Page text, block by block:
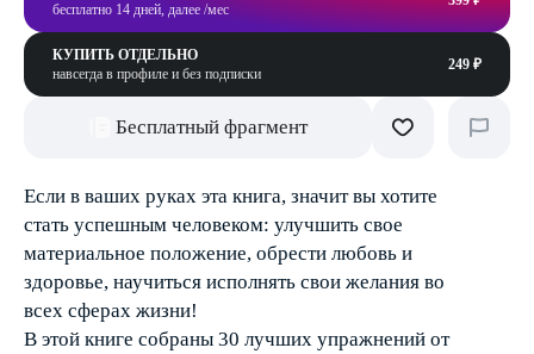
бесплатно 14 дней, далее /мес
КУПИТЬ ОТДЕЛЬНО
навсегда в профиле и без подписки
249 ₽
Бесплатный фрагмент
Если в ваших руках эта книга, значит вы хотите
стать успешным человеком: улучшить свое
материальное положение, обрести любовь и
здоровье, научиться исполнять свои желания во
всех сферах жизни!
В этой книге собраны 30 лучших упражнений от